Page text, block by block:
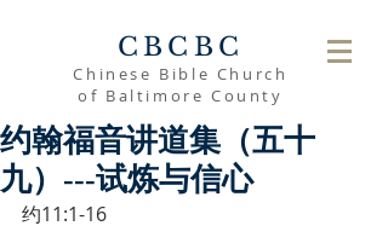
CBCBC
Chinese Bible Church
of Baltimore County
约翰福音讲道集（五十
九）---试炼与信心
约11:1-16